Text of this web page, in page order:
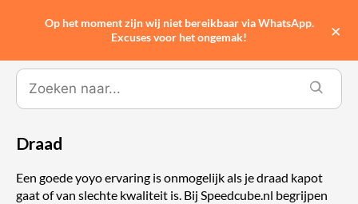
Draad
Een goede yoyo ervaring is onmogelijk als je draad kapot
gaat of van slechte kwaliteit is. Bij Speedcube.nl begrijpen
Op het moment zijn wij niet bereikbaar via WhatsApp.
Excuses voor het ongemak!
×